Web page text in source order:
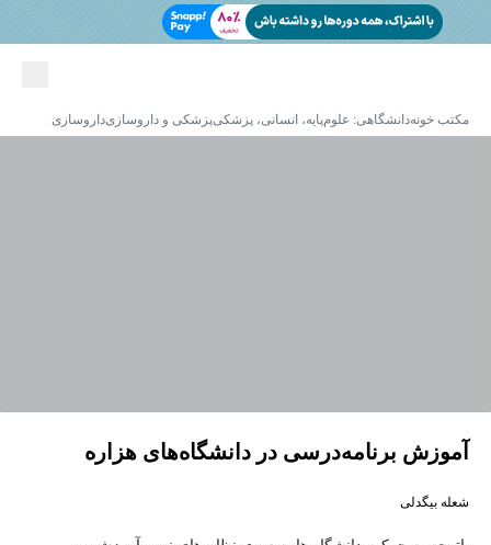
مکتب خونهدانشگاهی: علوم‌پایه، انسانی، پزشکیپزشکی و داروسازیداروسازی
آموزش برنامه‌درسی در دانشگاه‌های هزاره
شعله بیگدلی